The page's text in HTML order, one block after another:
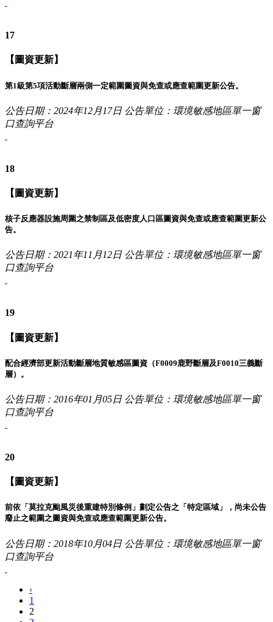
17
【圖資更新】
第1級第5項活動斷層兩側一定範圍圖資與免查或應查範圍更新公告。
公告日期：2024年12月17日 公告單位：環境敏感地區單一窗
口查詢平台
18
【圖資更新】
核子反應器設施周圍之禁制區及低密度人口區圖資與免查或應查範圍更新公
告。
公告日期：2021年11月12日 公告單位：環境敏感地區單一窗
口查詢平台
19
【圖資更新】
配合經濟部更新活動斷層地質敏感區圖資（F0009鹿野斷層及F0010三義斷
層）。
公告日期：2016年01月05日 公告單位：環境敏感地區單一窗
口查詢平台
20
【圖資更新】
前依「莫拉克颱風災後重建特別條例」劃定公告之「特定區域」，尚未公告
廢止之範圍之圖資與免查或應查範圍更新公告。
公告日期：2018年10月04日 公告單位：環境敏感地區單一窗
口查詢平台
‹
1
2